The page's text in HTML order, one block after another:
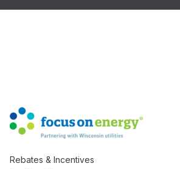
Rebates & Incentives